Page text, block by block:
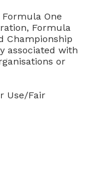
One
Formula
Championship
associated with
or
Use/Fair